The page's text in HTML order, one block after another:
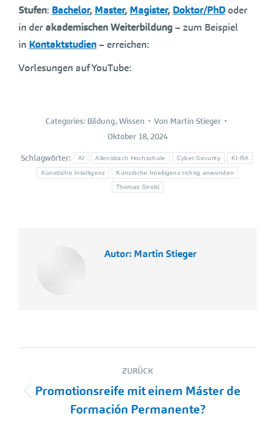
Stufen: Bachelor, Master, Magister, Doktor/PhDoder
in derakademischen Weiterbildung– zum Beispiel
in Kontaktstudien– erreichen:
Vorlesungen auf YouTube:
Categories: Bildung,Wissen Von Martin Stieger
Oktober 18, 2024
Schlagwörter: AI Allensbach Hochschule Cyber Security KI-RA
Künstliche Intelligenz Künstliche Intelligenz richtig anwenden
Thomas Strobl
Autor: Martin Stieger
Kommentarnavigation
ZURÜCK
Vorheriger
Beitrag:
Promotionsreife mit einem Máster de
Formación Permanente?